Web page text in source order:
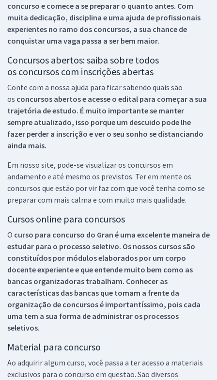
concurso e comece a se preparar o quanto antes. Com
muita dedicação, disciplina e uma ajuda de profissionais
experientes no ramo dos concursos, a sua chance de
conquistar uma vaga passa a ser bem maior.
Concursos abertos: saiba sobre todos
os concursos com inscrições abertas
Conte com a nossa ajuda para ficar sabendo quais são
os concursos abertos e acesse o edital para começar a sua
trajetória de estudo. É muito importante se manter
sempre atualizado, isso porque um descuido pode lhe
fazer perder a inscrição e ver o seu sonho se distanciando
ainda mais.
Em nosso site, pode-se visualizar os concursos em
andamento e até mesmo os previstos. Ter em mente os
concursos que estão por vir faz com que você tenha como se
preparar com mais calma e com muito mais qualidade.
Cursos online para concursos
O curso para concurso do Gran é uma excelente maneira de
estudar para o processo seletivo. Os nossos cursos são
constituídos por módulos elaborados por um corpo
docente experiente e que entende muito bem como as
bancas organizadoras trabalham. Conhecer as
características das bancas que tomam a frente da
organização de concursos é importantíssimo, pois cada
uma tem a sua forma de administrar os processos
seletivos.
Material para concurso
Ao adquirir algum curso, você passa a ter acesso a materiais
exclusivos para o concurso em questão. São diversos